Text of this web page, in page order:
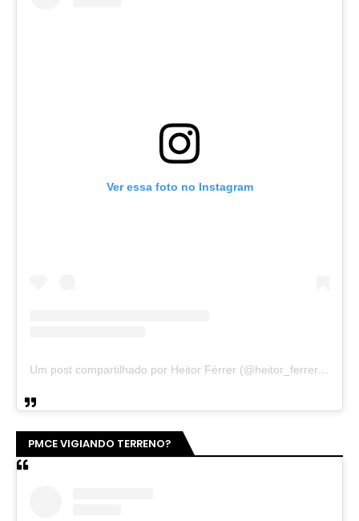
Ver essa foto no Instagram
Um post compartilhado por Heitor Férrer (@heitor_ferrer77)
PMCE VIGIANDO TERRENO?